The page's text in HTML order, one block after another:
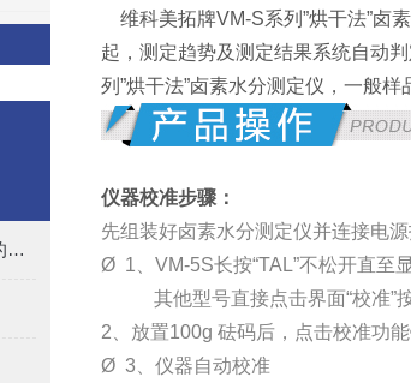
卡尔费休水分仪器可检测哪些类型的样品？
维科美拓牌VM-S系列”烘干法”卤
起，测定趋势及测定结果系统自动
列”烘干法”卤素水分测定仪，一般
仪器校准步骤：
先组装好卤素水分测定仪并连接电
Ø 1、VM-5S长按“TAL”不松开直至
其他型号直接点击界面“校准”
2、放置100g 砝码后，点击校准功
Ø 3、仪器自动校准